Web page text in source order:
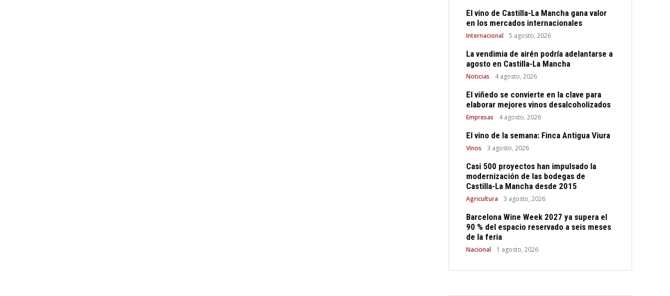
El vino de Castilla-La Mancha gana valor
en los mercados internacionales
Internacional 5 agosto, 2026
La vendimia de airén podría adelantarse a
agosto en Castilla-La Mancha
Noticias 4 agosto, 2026
El viñedo se convierte en la clave para
elaborar mejores vinos desalcoholizados
Empresas 4 agosto, 2026
El vino de la semana: Finca Antigua Viura
Vinos 3 agosto, 2026
Casi 500 proyectos han impulsado la
modernización de las bodegas de
Castilla-La Mancha desde 2015
Agricultura 3 agosto, 2026
Barcelona Wine Week 2027 ya supera el
90 % del espacio reservado a seis meses
de la feria
Nacional 1 agosto, 2026